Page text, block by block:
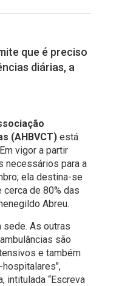
que é preciso
diárias, a
(AHBVCT) está
vigor a partir
necessários para a
ela destina-se
cerca de 80% das
Abreu.
sede. As outras
são
e também
hospitalares",
intitulada “Escreva